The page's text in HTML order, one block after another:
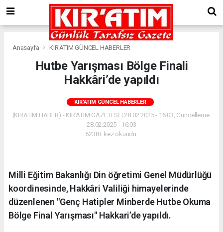
Anasayfa KIR'ATIM GÜNCEL HABERLER
Hutbe Yarışması Bölge Finali
Hakkâri’de yapıldı
KIR'ATIM GÜNCEL HABERLER
(KIRATIM HABER) - KIR'ATIM GAZETESİ | 28.02.2025 - 16:03, Güncelleme:
28.02.2025 - 16:03
5238+ kez okundu.
Milli Eğitim Bakanlığı Din öğretimi Genel Müdürlüğü
koordinesinde, Hakkâri Valiliği himayelerinde
düzenlenen "Genç Hatipler Minberde Hutbe Okuma
Bölge Final Yarışması" Hakkari’de yapıldı.